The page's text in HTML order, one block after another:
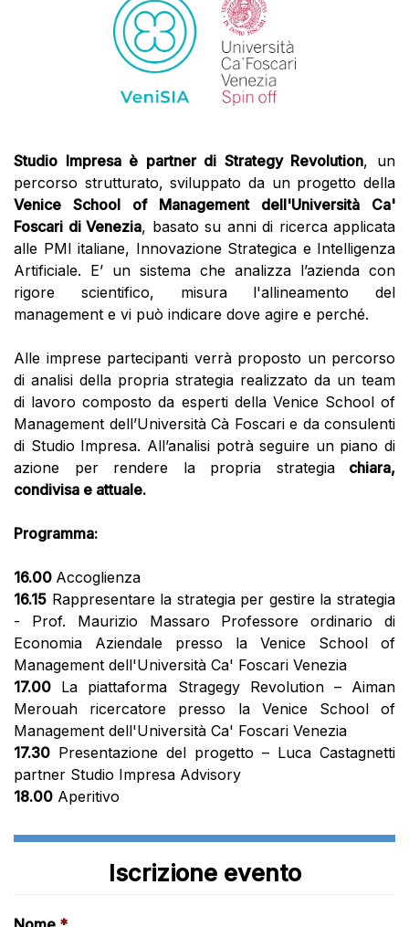
Studio Impresa è partner di Strategy Revolution, un
percorso strutturato, sviluppato da un progetto della
Venice School of Management dell'Università Ca'
Foscari di Venezia, basato su anni di ricerca applicata
alle PMI italiane, Innovazione Strategica e Intelligenza
Artificiale. E’ un sistema che analizza l’azienda con
rigore scientifico, misura l'allineamento del
management e vi può indicare dove agire e perché.
Alle imprese partecipanti verrà proposto un percorso
di analisi della propria strategia realizzato da un team
di lavoro composto da esperti della Venice School of
Management dell’Università Cà Foscari e da consulenti
di Studio Impresa. All’analisi potrà seguire un piano di
azione per rendere la propria strategiachiara,
condivisa e attuale.
Programma:
16.00 Accoglienza
16.15 Rappresentare la strategia per gestire la strategia
- Prof. Maurizio Massaro Professore ordinario di
Economia Aziendale presso la Venice School of
Management dell'Università Ca' Foscari Venezia
17.00 La piattaforma Stragegy Revolution – Aiman
Merouah ricercatore presso la Venice School of
Management dell'Università Ca' Foscari Venezia
17.30 Presentazione del progetto – Luca Castagnetti
partner Studio Impresa Advisory
18.00 Aperitivo
Iscrizione evento